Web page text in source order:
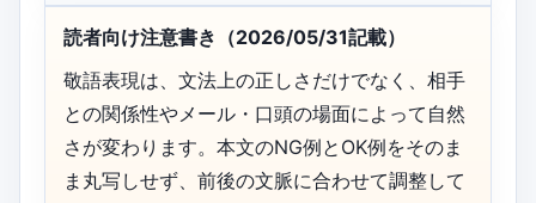
読者向け注意書き（2026/05/31記載）
敬語表現は、文法上の正しさだけでなく、相手
との関係性やメール・口頭の場面によって自然
さが変わります。本文のNG例とOK例をそのま
ま丸写しせず、前後の文脈に合わせて調整して